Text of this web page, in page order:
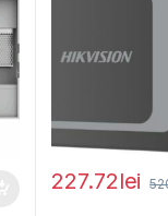
227.72lei